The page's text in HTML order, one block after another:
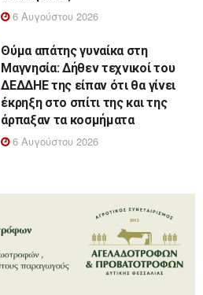
6 Αυγούστου 2026
Θύμα απάτης γυναίκα στη
Μαγνησία: Δήθεν τεχνικοί του
ΔΕΔΔΗΕ της είπαν ότι θα γίνει
έκρηξη στο σπίτι της και της
άρπαξαν τα κοσμήματα
6 Αυγούστου 2026